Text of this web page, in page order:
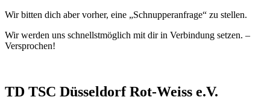
Wir bitten dich aber vorher, eine „Schnupperanfrage“ zu stellen.
Wir werden uns schnellstmöglich mit dir in Verbindung setzen. –
Versprochen!
TD TSC Düsseldorf Rot-Weiss e.V.